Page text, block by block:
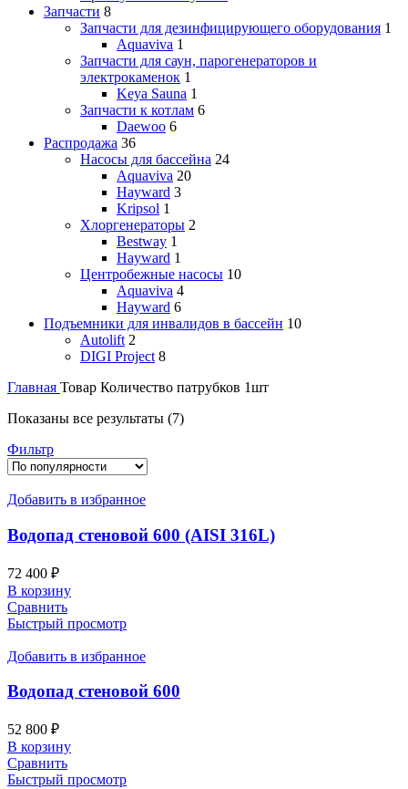
Запчасти 8
Запчасти для дезинфицирующего оборудования 1
Aquaviva 1
Запчасти для саун, парогенераторов и
электрокаменок 1
Keya Sauna 1
Запчасти к котлам 6
Daewoo 6
Распродажа 36
Насосы для бассейна 24
Aquaviva 20
Hayward 3
Kripsol 1
Хлоргенераторы 2
Bestway 1
Hayward 1
Центробежные насосы 10
Aquaviva 4
Hayward 6
Подъемники для инвалидов в бассейн 10
Autolift 2
DIGI Project 8
Главная Товар Количество патрубков 1шт
Показаны все результаты (7)Сортировка:
Фильтр
Добавить в избранное
Водопад стеновой 600 (AISI 316L)
72 400 ₽
В корзину
Сравнить
Быстрый просмотр
Добавить в избранное
Водопад стеновой 600
52 800 ₽
В корзину
Сравнить
Быстрый просмотр